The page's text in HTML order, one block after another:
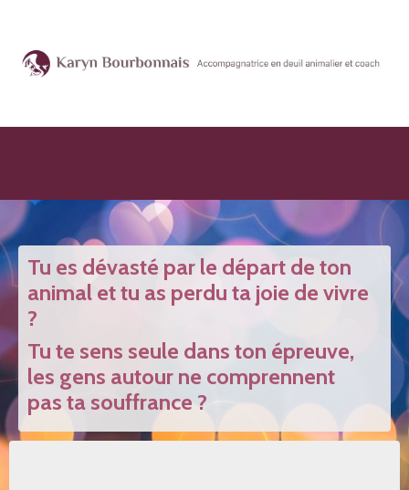
Tu es dévasté par le départ de ton
animal et tu as perdu ta joie de vivre
?
Tu te sens seule dans ton épreuve,
les gens autour ne comprennent
pas ta souffrance ?